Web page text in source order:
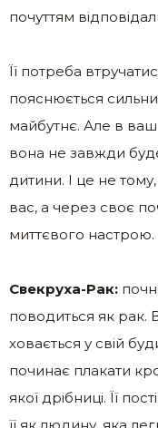
почуттям
Її потреба
пояснюється
майбутнє. Але в
вона не завжди
дитини. І це не
вас, а через своє
миттєвого настрою.
Свекруха-Рак:
поводиться як рак.
ховається у свій
починає плакати
якої дрібниці. Її